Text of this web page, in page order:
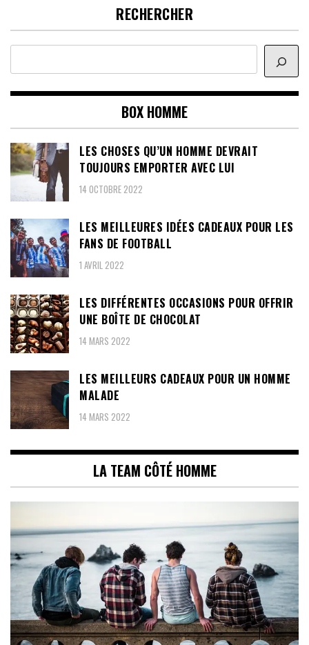
RECHERCHER
Rechercher
BOX HOMME
LES CHOSES QU’UN HOMME DEVRAIT
TOUJOURS EMPORTER AVEC LUI
14 OCTOBRE 2022
LES MEILLEURES IDÉES CADEAUX POUR LES
FANS DE FOOTBALL
1 AVRIL 2022
LES DIFFÉRENTES OCCASIONS POUR OFFRIR
UNE BOÎTE DE CHOCOLAT
14 MARS 2022
LES MEILLEURS CADEAUX POUR UN HOMME
MALADE
14 MARS 2022
LA TEAM CÔTÉ HOMME